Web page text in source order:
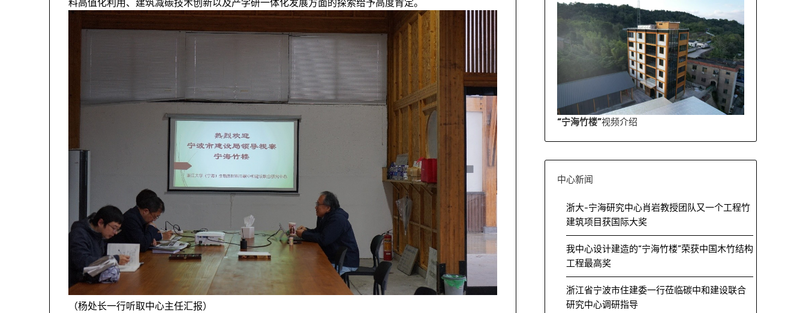
料高值化利用、建筑减碳技术创新以及产学研一体化发展方面的探索给予高度肯定。
（杨处长一行听取中心主任汇报）
“宁海竹楼”视频介绍
中心新闻
浙大-宁海研究中心肖岩教授团队又一个工程竹
建筑项目获国际大奖
我中心设计建造的“宁海竹楼”荣获中国木竹结构
工程最高奖
浙江省宁波市住建委一行莅临碳中和建设联合
研究中心调研指导